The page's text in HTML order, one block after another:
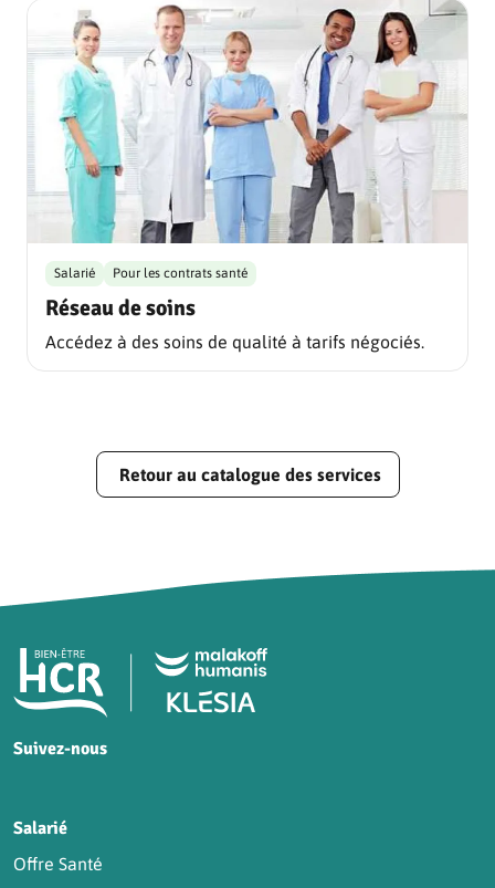
Réseau de soins
Salarié Pour les contrats santé
Accédez à des soins de qualité à tarifs négociés.
Retour au catalogue des services
Pied de page HCR Bien-Être
Suivez-nous
Salarié
Offre Santé